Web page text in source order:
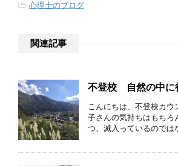
-心理士のブログ
関連記事
不登校 自然の中に
こんにちは、不登校カ
子さんの気持ちはもちろ
つ、滅入っているのでは